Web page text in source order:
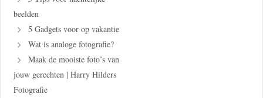
beelden
5 Gadgets voor op vakantie
Wat is analoge fotografie?
Maak de mooiste foto’s van
jouw gerechten | Harry Hilders
Fotografie